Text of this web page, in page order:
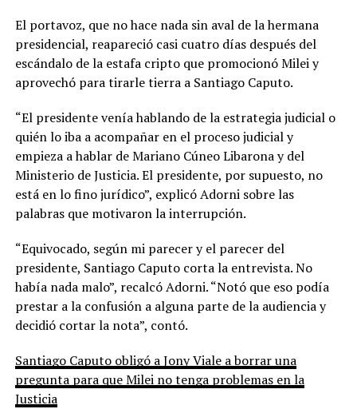
El portavoz, que no hace nada sin aval de la hermana
presidencial, reapareció casi cuatro días después del
escándalo de la estafa cripto que promocionó Milei y
aprovechó para tirarle tierra a Santiago Caputo.
“El presidente venía hablando de la estrategia judicial o
quién lo iba a acompañar en el proceso judicial y
empieza a hablar de Mariano Cúneo Libarona y del
Ministerio de Justicia. El presidente, por supuesto, no
está en lo fino jurídico”, explicó Adorni sobre las
palabras que motivaron la interrupción.
“Equivocado, según mi parecer y el parecer del
presidente, Santiago Caputo corta la entrevista. No
había nada malo”, recalcó Adorni. “Notó que eso podía
prestar a la confusión a alguna parte de la audiencia y
decidió cortar la nota”, contó.
Santiago Caputo obligó a Jony Viale a borrar una
pregunta para que Milei no tenga problemas en la
Justicia